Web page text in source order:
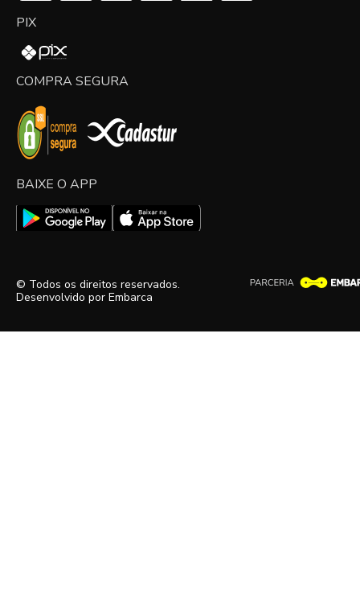
PIX
COMPRA SEGURA
BAIXE O APP
© Todos os direitos reservados.
Desenvolvido por Embarca